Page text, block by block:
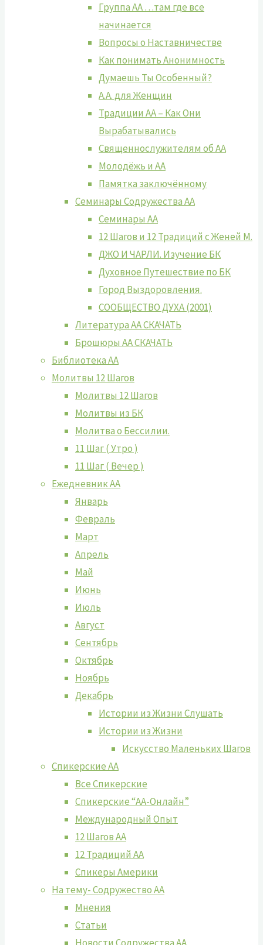
Группа АА …там где все
начинается
Вопросы о Наставничестве
Как понимать Анонимность
Думаешь Ты Особенный?
А.А. для Женщин
Традиции АА – Как Они
Вырабатывались
Священнослужителям об АА
Молодёжь и АА
Памятка заключённому
Семинары Содружества АА
Семинары АА
12 Шагов и 12 Традиций с Женей М.
ДЖО И ЧАРЛИ. Изучение БК
Духовное Путешествие по БК
Город Выздоровления.
СООБЩЕСТВО ДУХА (2001)
Литература АА СКАЧАТЬ
Брошюры АА СКАЧАТЬ
Библиотека АА
Молитвы 12 Шагов
Молитвы 12 Шагов
Молитвы из БК
Молитва о Бессилии.
11 Шаг ( Утро )
11 Шаг ( Вечер )
Ежедневник АА
Январь
Февраль
Март
Апрель
Май
Июнь
Июль
Август
Сентябрь
Октябрь
Ноябрь
Декабрь
Истории из Жизни Слушать
Истории из Жизни
Искусство Маленьких Шагов
Спикерские АА
Все Спикерские
Спикерские “АА-Онлайн”
Международный Опыт
12 Шагов АА
12 Традиций АА
Спикеры Америки
На тему- Содружество АА
Мнения
Статьи